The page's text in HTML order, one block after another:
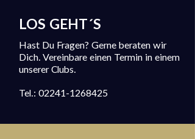
LOS GEHT´S
Hast Du Fragen? Gerne beraten wir
Dich. Vereinbare einen Termin in einem
unserer Clubs.
Tel.: 02241-1268425